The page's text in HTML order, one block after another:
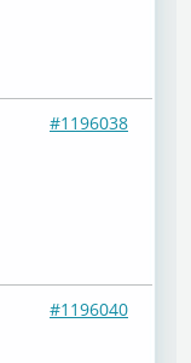
#1196038
#1196040